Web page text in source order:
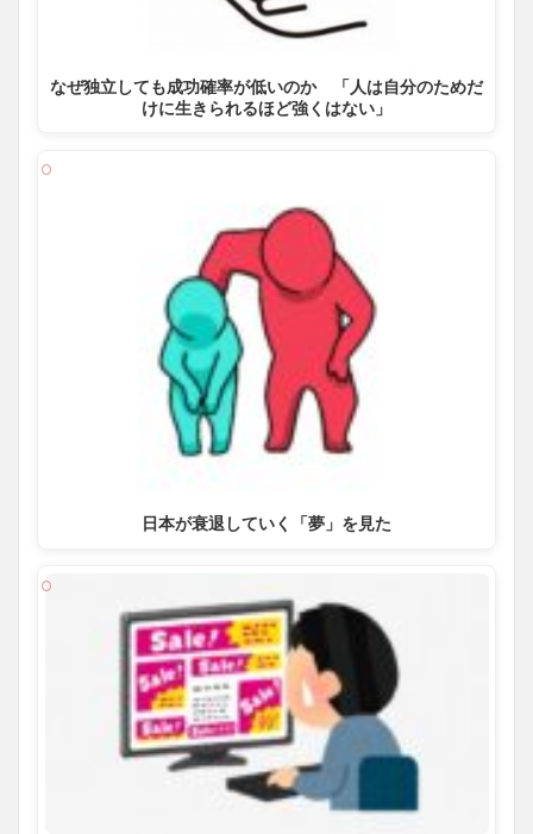
なぜ独立しても成功確率が低いのか 「人は自分のためだ
けに生きられるほど強くはない」
日本が衰退していく「夢」を見た